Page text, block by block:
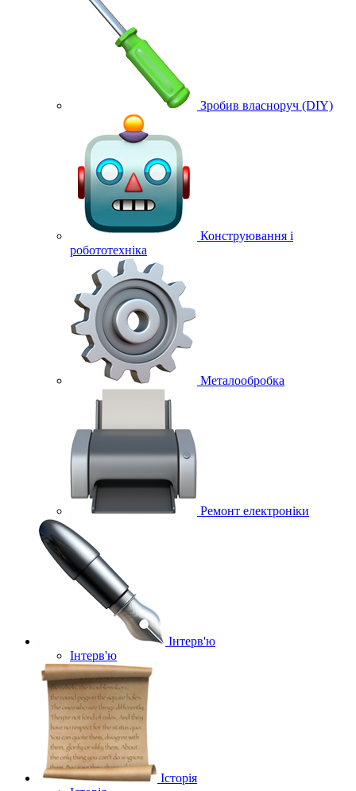
Зробив власноруч (DIY)
Конструювання і
робототехніка
Металообробка
Ремонт електроніки
Інтерв'ю
Інтерв'ю
Історія